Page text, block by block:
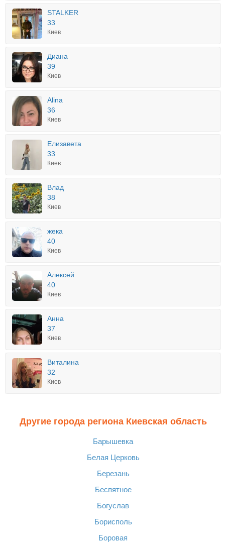
STALKER
33
Киев
Диана
39
Киев
Alina
36
Киев
Елизавета
33
Киев
Влад
38
Киев
жека
40
Киев
Алексей
40
Киев
Анна
37
Киев
Виталина
32
Киев
Другие города региона Киевская область
Барышевка
Белая Церковь
Березань
Беспятное
Богуслав
Борисполь
Боровая